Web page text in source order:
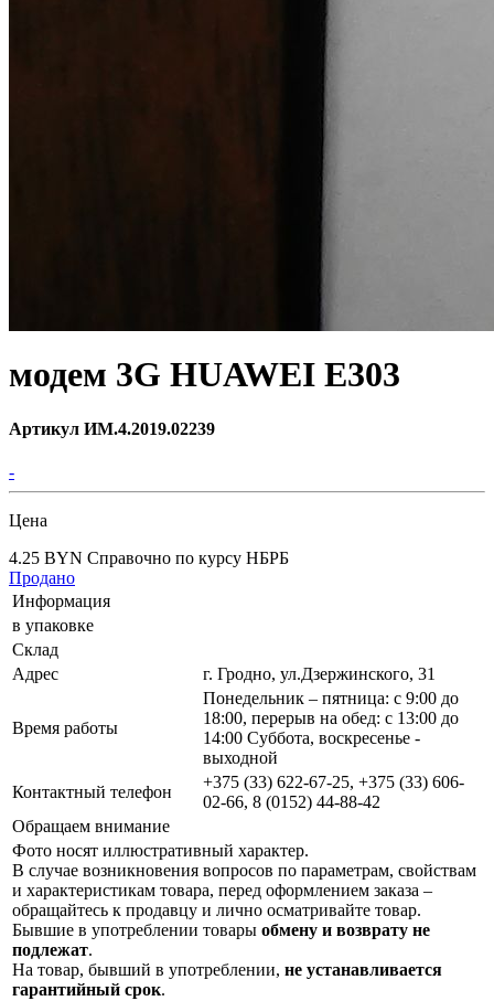
модем 3G HUAWEI E303
Артикул ИМ.4.2019.02239
-
Цена
4.25 BYN Справочно по курсу НБРБ
Продано
Информация
в упаковке
Склад
Адрес
г. Гродно, ул.Дзержинского, 31
Время работы
Понедельник – пятница: с 9:00 до
18:00, перерыв на обед: с 13:00 до
14:00 Суббота, воскресенье -
выходной
Контактный телефон
+375 (33) 622-67-25, +375 (33) 606-
02-66, 8 (0152) 44-88-42
Обращаем внимание
Фото носят иллюстративный характер.
В случае возникновения вопросов по параметрам, свойствам
и характеристикам товара, перед оформлением заказа –
обращайтесь к продавцу и лично осматривайте товар.
Бывшие в употреблении товары обмену и возврату не
подлежат.
На товар, бывший в употреблении, не устанавливается
гарантийный срок.